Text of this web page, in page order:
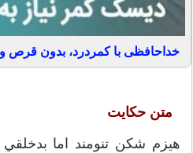
خداحافظی با کمردرد، بدون قرص
متن حكايت
هيزم شكن تنومند اما